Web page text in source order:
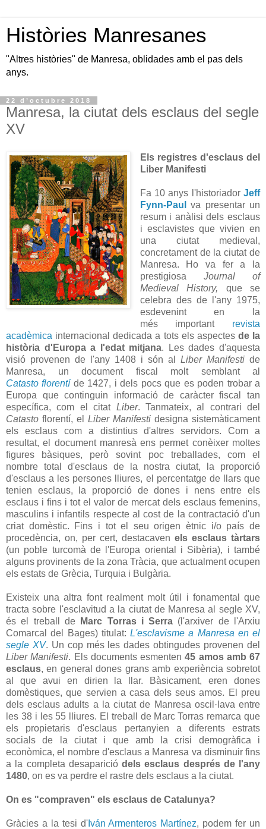
Històries Manresanes
"Altres històries" de Manresa, oblidades amb el pas dels
anys.
22 d’octubre 2018
Manresa, la ciutat dels esclaus del segle
XV
Els registres d'esclaus del
Liber Manifesti
Fa 10 anys l'historiador Jeff
Fynn-Paul
va presentar un
resum i anàlisi dels esclaus
i esclavistes que vivien en
una ciutat medieval,
concretament de la ciutat de
Manresa. Ho va fer a la
prestigiosa Journal of
Medieval History, que se
celebra des de l'any 1975,
esdevenint en la
més important revista
acadèmica internacional dedicada a tots els aspectes de la
història d'Europa a l'edat mitjana. Les dades d'aquesta
visió provenen de l'any 1408 i són al
Liber Manifesti de
Manresa, un document fiscal molt semblant al
Catasto florentíde 1427, i dels pocs que es poden trobar a
Europa que continguin informació de caràcter fiscal tan
específica, com el citat Liber. Tanmateix, al contrari del
Catasto florentí, el Liber Manifesti designa sistemàticament
els esclaus com a distintius d'altres servidors. Com a
resultat, el document manresà ens permet conèixer moltes
figures bàsiques, però sovint poc treballades, com el
nombre total d'esclaus de la nostra ciutat, la proporció
d'esclaus a les persones lliures, el percentatge de llars que
tenien esclaus, la proporció de dones i nens entre els
esclaus i fins i tot el valor de mercat dels esclaus femenins,
masculins i infantils respecte al cost de la contractació d'un
criat domèstic. Fins i tot el seu origen ètnic i/o país de
procedència, on, per cert, destacaven els esclaus tàrtars
(un poble turcomà de l'Europa oriental i Sibèria), i també
alguns provinents de la zona Tràcia, que actualment ocupen
els estats de Grècia, Turquia i Bulgària.
Existeix una altra font realment molt útil i fonamental que
tracta sobre l'esclavitud a la ciutat de Manresa al segle XV,
és el treball de
Marc Torras i Serra (l'arxiver de l'Arxiu
Comarcal del Bages) titulat: L'esclavisme a Manresa en el
segle XV. Un cop més les dades obtingudes provenen del
Liber Manifesti. Els documents esmenten45 amos amb 67
esclaus, en general dones grans amb experiència sobretot
al que avui en dirien la llar. Bàsicament, eren dones
domèstiques, que servien a casa dels seus amos. El preu
dels esclaus adults a la ciutat de Manresa oscil·lava entre
les 38 i les 55 lliures. El treball de Marc Torras remarca que
els propietaris d'esclaus pertanyien a diferents estrats
socials de la ciutat i que amb la crisi demogràfica i
econòmica, el nombre d'esclaus a Manresa va disminuir fins
a la completa desaparició dels esclaus després de l'any
1480, on es va perdre el rastre dels esclaus a la ciutat.
On es "compraven" els esclaus de Catalunya?
Gràcies a la tesi d'Iván Armenteros Martínez, podem fer un